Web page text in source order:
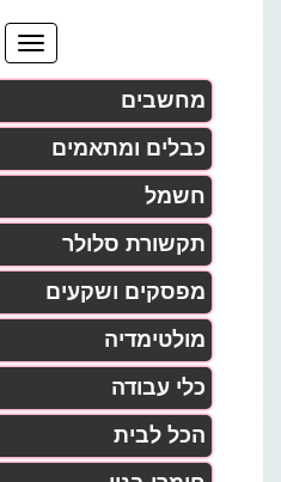
מחשבים
כבלים ומתאמים
חשמל
תקשורת סלולר
מפסקים ושקעים
מולטימדיה
כלי עבודה
הכל לבית